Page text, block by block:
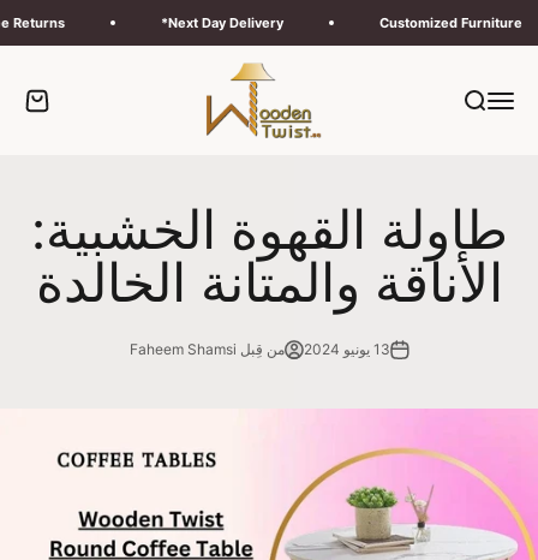
Customized
Next Day Delivery*
Returns*
القائمة
بحث
Wooden Twist UAE
عربة
طاولة القهوة الخشبية:
الأناقة والمتانة الخالدة
13 يونيو 2024 من قِبل Faheem Shamsi